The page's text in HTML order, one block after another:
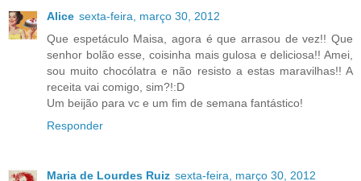
Alice sexta-feira, março 30, 2012
Que espetáculo Maisa, agora é que arrasou de vez!! Que
senhor bolão esse, coisinha mais gulosa e deliciosa!! Amei,
sou muito chocólatra e não resisto a estas maravilhas!! A
receita vai comigo, sim?!:D
Um beijão para vc e um fim de semana fantástico!
Responder
Maria de Lourdes Ruiz sexta-feira, março 30, 2012